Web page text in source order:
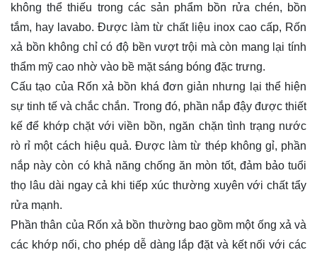
không thể thiếu trong các sản phẩm bồn rửa chén, bồn
tắm, hay lavabo. Được làm từ chất liệu inox cao cấp, Rốn
xả bồn không chỉ có độ bền vượt trội mà còn mang lại tính
thẩm mỹ cao nhờ vào bề mặt sáng bóng đặc trưng.
Cấu tạo của Rốn xả bồn khá đơn giản nhưng lại thể hiện
sự tinh tế và chắc chắn. Trong đó, phần nắp đậy được thiết
kế để khớp chặt với viền bồn, ngăn chặn tình trạng nước
rò rỉ một cách hiệu quả. Được làm từ thép không gỉ, phần
nắp này còn có khả năng chống ăn mòn tốt, đảm bảo tuổi
thọ lâu dài ngay cả khi tiếp xúc thường xuyên với chất tẩy
rửa mạnh.
Phần thân của Rốn xả bồn thường bao gồm một ống xả và
các khớp nối, cho phép dễ dàng lắp đặt và kết nối với các